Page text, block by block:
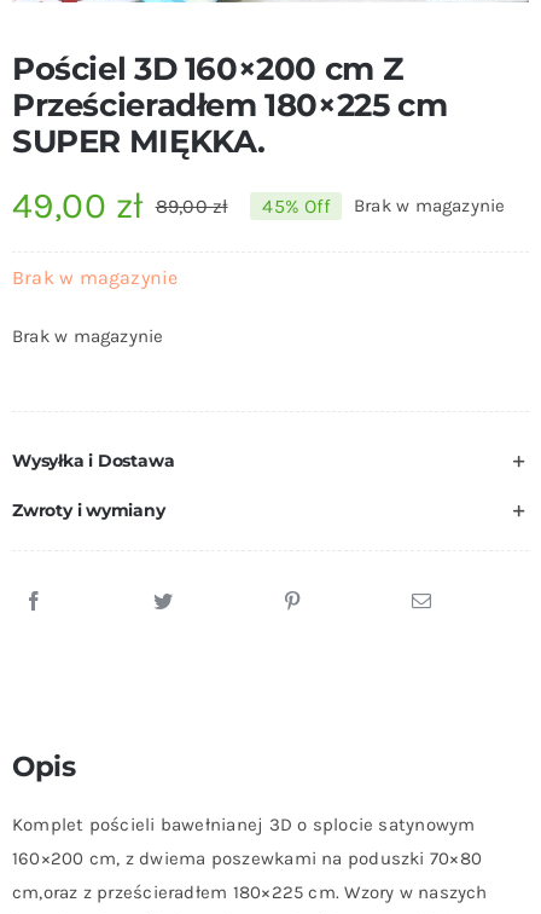
Pościel 3D 160×200 cm Z
Prześcieradłem 180×225 cm
SUPER MIĘKKA.
89,00złPierwotna
49,00 zł
Aktualna
45% Off Brak w magazynie
Brak w magazynie
Brak w magazynie
Wysyłka i Dostawa
Zwroty i wymiany
Opis
Komplet pościeli bawełnianej 3D o splocie satynowym
160×200 cm, z dwiema poszewkami na poduszki 70×80
cm,oraz z prześcieradłem 180×225 cm. Wzory w naszych